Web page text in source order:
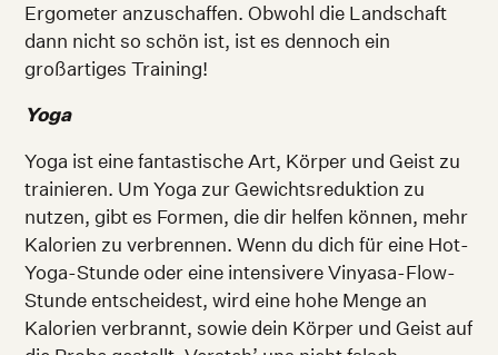
Ergometer anzuschaffen. Obwohl die Landschaft
dann nicht so schön ist, ist es dennoch ein
großartiges Training!
Yoga
Yoga ist eine fantastische Art, Körper und Geist zu
trainieren. Um Yoga zur Gewichtsreduktion zu
nutzen, gibt es Formen, die dir helfen können, mehr
Kalorien zu verbrennen. Wenn du dich für eine Hot-
Yoga-Stunde oder eine intensivere Vinyasa-Flow-
Stunde entscheidest, wird eine hohe Menge an
Kalorien verbrannt, sowie dein Körper und Geist auf